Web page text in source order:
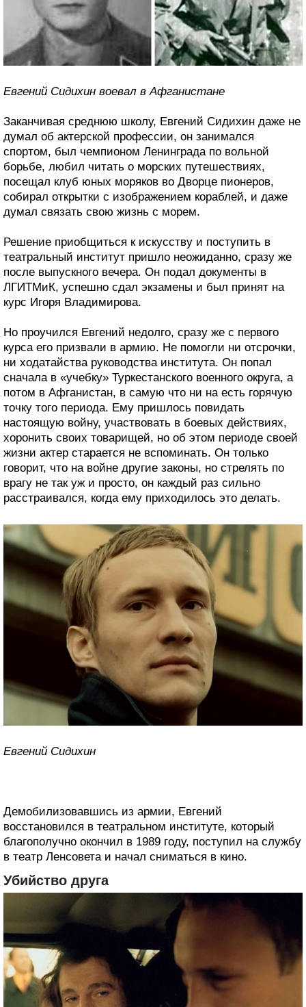
Евгений Сидихин воевал в Афганистане
Заканчивая среднюю школу, Евгений Сидихин даже не
думал об актерской профессии, он занимался
спортом, был чемпионом Ленинграда по вольной
борьбе, любил читать о морских путешествиях,
посещал клуб юных моряков во Дворце пионеров,
собирал открытки с изображением кораблей, и даже
думал связать свою жизнь с морем.
Решение приобщиться к искусству и поступить в
театральный институт пришло неожиданно, сразу же
после выпускного вечера. Он подал документы в
ЛГИТМиК, успешно сдал экзамены и был принят на
курс Игоря Владимирова.
Но проучился Евгений недолго, сразу же с первого
курса его призвали в армию. Не помогли ни отсрочки,
ни ходатайства руководства института. Он попал
сначала в «учебку» Туркестанского военного округа, а
потом в Афганистан, в самую что ни на есть горячую
точку того периода. Ему пришлось повидать
настоящую войну, участвовать в боевых действиях,
хоронить своих товарищей, но об этом периоде своей
жизни актер старается не вспоминать. Он только
говорит, что на войне другие законы, но стрелять по
врагу не так уж и просто, он каждый раз сильно
расстраивался, когда ему приходилось это делать.
Евгений Сидихин
Демобилизовавшись из армии, Евгений
восстановился в театральном институте, который
благополучно окончил в 1989 году, поступил на службу
в театр Ленсовета и начал сниматься в кино.
Убийство друга